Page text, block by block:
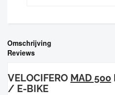
Omschrijving
Reviews
VELOCIFERO MAD 500
/ E-BIKE